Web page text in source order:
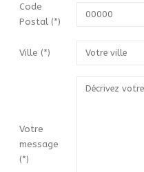
Code
Postal (*)
Ville (*)
Votre
message
(*)